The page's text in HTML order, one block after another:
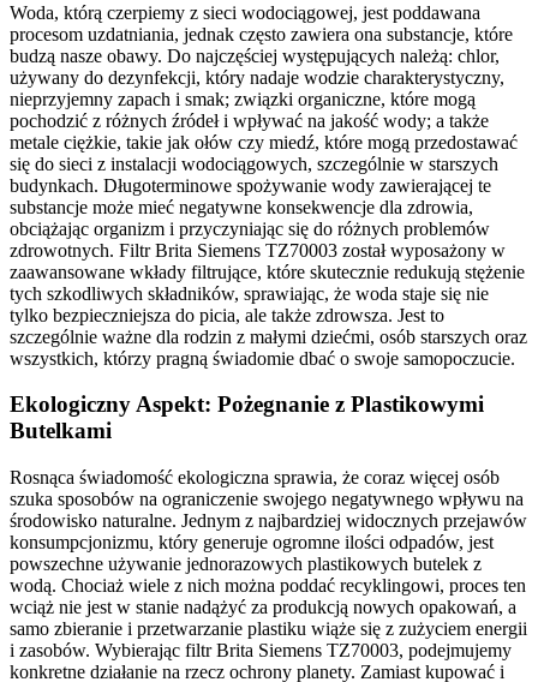
Woda, którą czerpiemy z sieci wodociągowej, jest poddawana
procesom uzdatniania, jednak często zawiera ona substancje, które
budzą nasze obawy. Do najczęściej występujących należą: chlor,
używany do dezynfekcji, który nadaje wodzie charakterystyczny,
nieprzyjemny zapach i smak; związki organiczne, które mogą
pochodzić z różnych źródeł i wpływać na jakość wody; a także
metale ciężkie, takie jak ołów czy miedź, które mogą przedostawać
się do sieci z instalacji wodociągowych, szczególnie w starszych
budynkach. Długoterminowe spożywanie wody zawierającej te
substancje może mieć negatywne konsekwencje dla zdrowia,
obciążając organizm i przyczyniając się do różnych problemów
zdrowotnych. Filtr Brita Siemens TZ70003 został wyposażony w
zaawansowane wkłady filtrujące, które skutecznie redukują stężenie
tych szkodliwych składników, sprawiając, że woda staje się nie
tylko bezpieczniejsza do picia, ale także zdrowsza. Jest to
szczególnie ważne dla rodzin z małymi dziećmi, osób starszych oraz
wszystkich, którzy pragną świadomie dbać o swoje samopoczucie.
Ekologiczny Aspekt: Pożegnanie z Plastikowymi
Butelkami
Rosnąca świadomość ekologiczna sprawia, że coraz więcej osób
szuka sposobów na ograniczenie swojego negatywnego wpływu na
środowisko naturalne. Jednym z najbardziej widocznych przejawów
konsumpcjonizmu, który generuje ogromne ilości odpadów, jest
powszechne używanie jednorazowych plastikowych butelek z
wodą. Chociaż wiele z nich można poddać recyklingowi, proces ten
wciąż nie jest w stanie nadążyć za produkcją nowych opakowań, a
samo zbieranie i przetwarzanie plastiku wiąże się z zużyciem energii
i zasobów. Wybierając filtr Brita Siemens TZ70003, podejmujemy
konkretne działanie na rzecz ochrony planety. Zamiast kupować i